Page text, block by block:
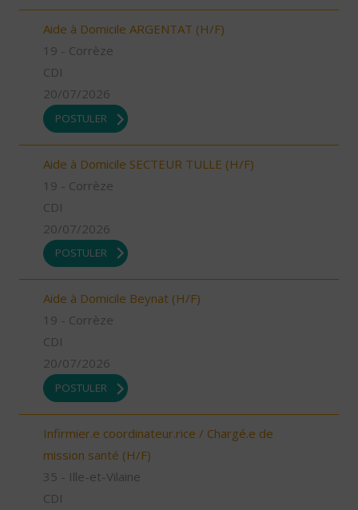
Aide à Domicile ARGENTAT (H/F)
19 - Corrèze
CDI
20/07/2026
POSTULER
Aide à Domicile SECTEUR TULLE (H/F)
19 - Corrèze
CDI
20/07/2026
POSTULER
Aide à Domicile Beynat (H/F)
19 - Corrèze
CDI
20/07/2026
POSTULER
Infirmier.e coordinateur.rice / Chargé.e de
mission santé (H/F)
35 - Ille-et-Vilaine
CDI